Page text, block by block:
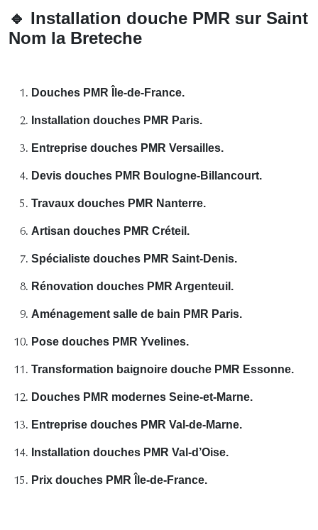
🔹 Installation douche PMR sur Saint
Nom la Breteche
Douches PMR Île-de-France.
Installation douches PMR Paris.
Entreprise douches PMR Versailles.
Devis douches PMR Boulogne-Billancourt.
Travaux douches PMR Nanterre.
Artisan douches PMR Créteil.
Spécialiste douches PMR Saint-Denis.
Rénovation douches PMR Argenteuil.
Aménagement salle de bain PMR Paris.
Pose douches PMR Yvelines.
Transformation baignoire douche PMR Essonne.
Douches PMR modernes Seine-et-Marne.
Entreprise douches PMR Val-de-Marne.
Installation douches PMR Val-d’Oise.
Prix douches PMR Île-de-France.